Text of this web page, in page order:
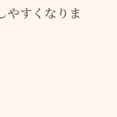
やすくなりま